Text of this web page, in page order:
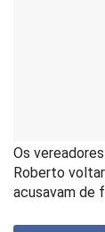
Os
Roberto
acusavam de